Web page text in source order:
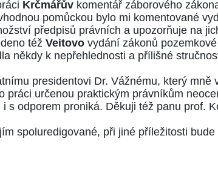
Krčmářův komentář záborového
pomůckou bylo mi komentované
předpisů právních a upozorňuje na
též Veitovo vydání zákonů
někdy k nepřehlednosti a přílišné
presidentovi Dr. Vážnému, který mně
určenou praktickým právníkům
odporem proniká. Děkuji též panu prof.
spoluredigované, při jiné příležitosti bude